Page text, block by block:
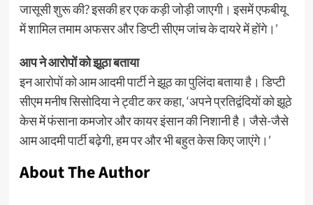
जासूसी शुरू की? इसकी हर एक कड़ी जोड़ी जाएगी। इसमें एफबीयू
में शामिल तमाम अफसर और डिप्टी सीएम जांच के दायरे में होंगे।’
आप ने आरोपों को झूठा बताया
इन आरोपों को आम आदमी पार्टी ने झूठ का पुलिंदा बताया है। डिप्टी
सीएम मनीष सिसोदिया ने ट्वीट कर कहा, ‘अपने प्रतिद्वंदियों को झूठे
केस में फंसाना कमजोर और कायर इंसान की निशानी है। जैसे-जैसे
आम आदमी पार्टी बढ़ेगी, हम पर और भी बहुत केस किए जाएंगे।’
About The Author